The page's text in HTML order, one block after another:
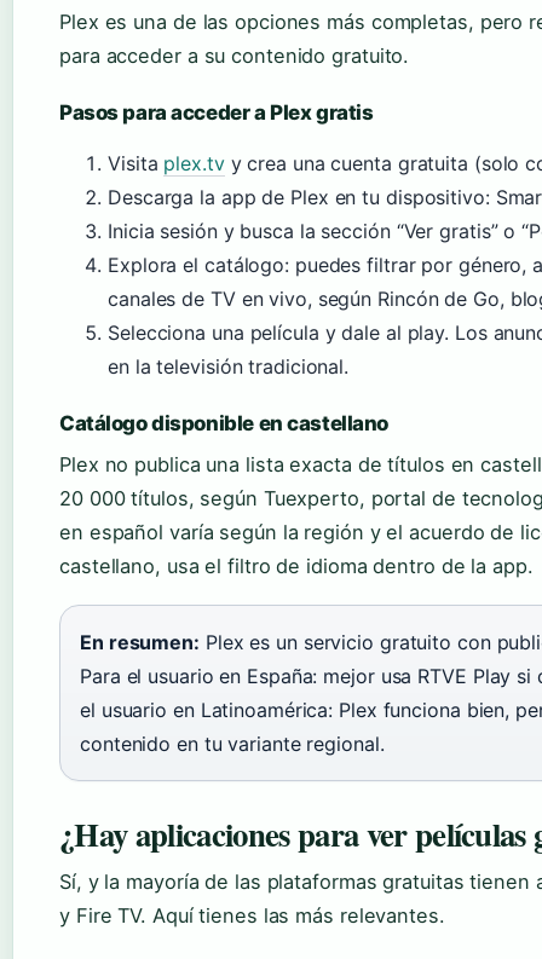
Plex es una de las opciones más completas, pero
para acceder a su contenido gratuito.
Pasos para acceder a Plex gratis
Visita plex.tvy crea una cuenta gratuita (solo
Descarga la app de Plex en tu dispositivo:
Inicia sesión y busca la sección “Ver gratis” o
Explora el catálogo: puedes filtrar por género,
canales de TV en vivo, según Rincón de Go,
Selecciona una película y dale al play. Los
en la televisión tradicional.
Catálogo disponible en castellano
Plex no publica una lista exacta de títulos en
20 000 títulos, según Tuexperto, portal de
en español varía según la región y el acuerdo de
castellano, usa el filtro de idioma dentro de la app.
En resumen: Plex es un servicio gratuito con
Para el usuario en España: mejor usa RTVE Play
el usuario en Latinoamérica: Plex funciona bien,
contenido en tu variante regional.
¿Hay aplicaciones para ver
Sí, y la mayoría de las plataformas gratuitas tienen
y Fire TV. Aquí tienes las más relevantes.